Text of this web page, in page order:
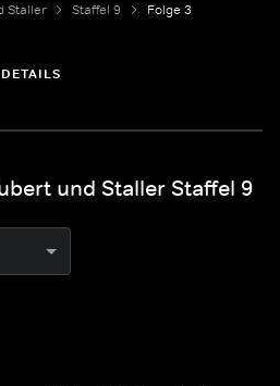
Staller Staffel 9 Folge 3
DETAILS
und Staller Staffel 9